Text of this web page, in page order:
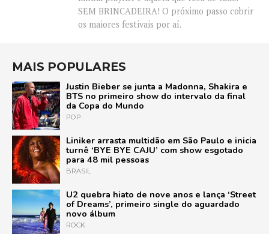
SEM BRINCADEIRA! O próximo passo cobrir
os maiores festivais por aí.
MAIS POPULARES
Justin Bieber se junta a Madonna, Shakira e
BTS no primeiro show do intervalo da final
da Copa do Mundo
POP
Liniker arrasta multidão em São Paulo e inicia
turnê ‘BYE BYE CAJU’ com show esgotado
para 48 mil pessoas
BRASIL
U2 quebra hiato de nove anos e lança ‘Street
of Dreams’, primeiro single do aguardado
novo álbum
ROCK